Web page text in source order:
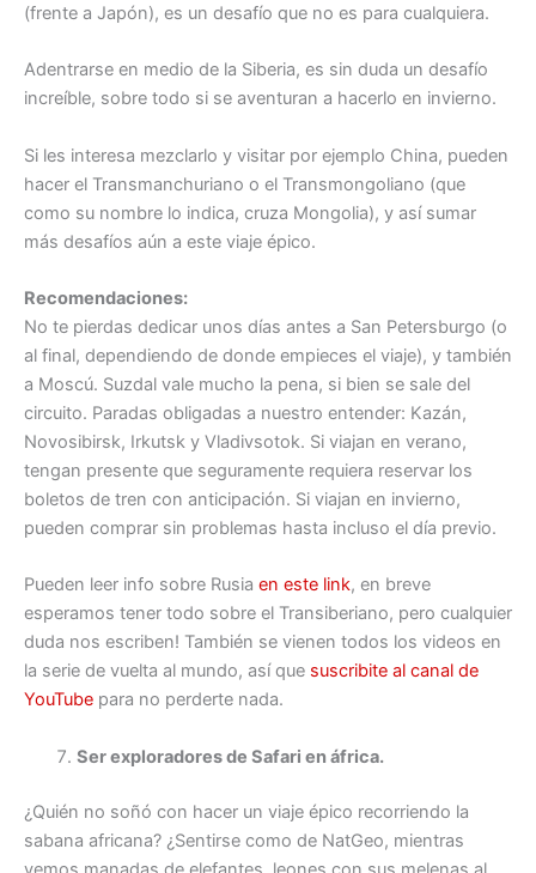
(frente a Japón), es un desafío que no es para cualquiera.
Adentrarse en medio de la Siberia, es sin duda un desafío
increíble, sobre todo si se aventuran a hacerlo en invierno.
Si les interesa mezclarlo y visitar por ejemplo China, pueden
hacer el Transmanchuriano o el Transmongoliano (que
como su nombre lo indica, cruza Mongolia), y así sumar
más desafíos aún a este viaje épico.
Recomendaciones:
No te pierdas dedicar unos días antes a San Petersburgo (o
al final, dependiendo de donde empieces el viaje), y también
a Moscú. Suzdal vale mucho la pena, si bien se sale del
circuito. Paradas obligadas a nuestro entender: Kazán,
Novosibirsk, Irkutsk y Vladivsotok. Si viajan en verano,
tengan presente que seguramente requiera reservar los
boletos de tren con anticipación. Si viajan en invierno,
pueden comprar sin problemas hasta incluso el día previo.
Pueden leer info sobre Rusia en este link, en breve
esperamos tener todo sobre el Transiberiano, pero cualquier
duda nos escriben! También se vienen todos los videos en
la serie de vuelta al mundo, así que suscribite al canal de
YouTube para no perderte nada.
Ser exploradores de Safari en áfrica.
¿Quién no soñó con hacer un viaje épico recorriendo la
sabana africana? ¿Sentirse como de NatGeo, mientras